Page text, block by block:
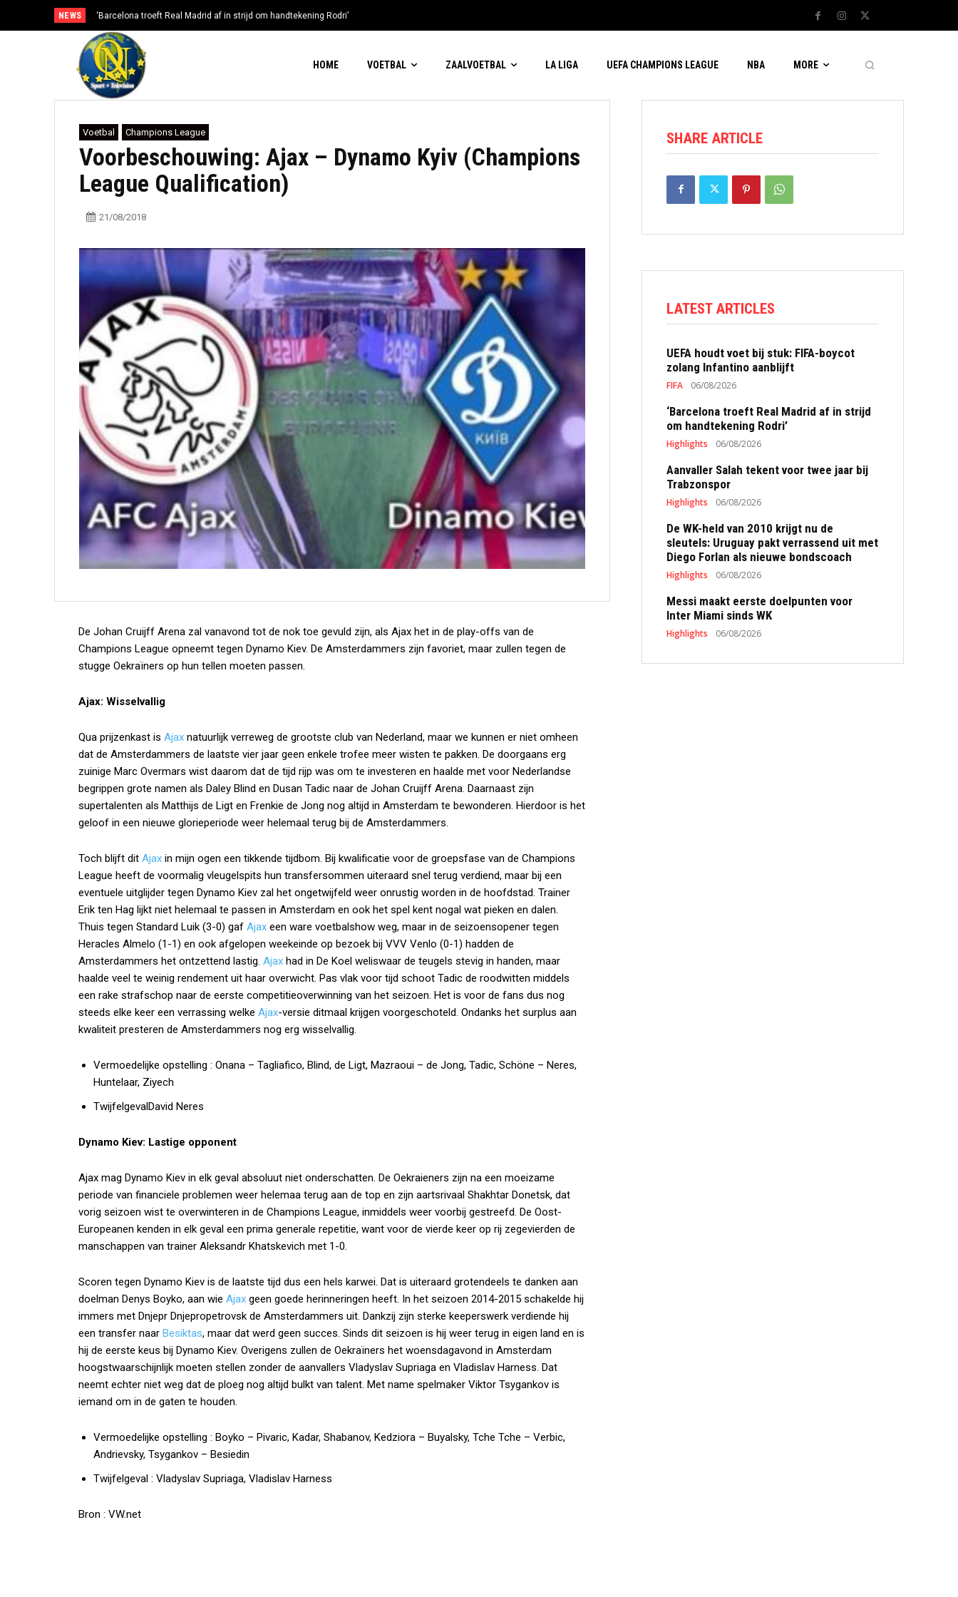
NEWS ‘Barcelona troeft Real Madrid af in strijd om handtekening Rodri’
HOME VOETBAL ZAALVOETBAL LA LIGA UEFA CHAMPIONS LEAGUE NBA MORE
Voetbal Champions League
Voorbeschouwing: Ajax – Dynamo Kyiv (Champions
League Qualification)
21/08/2018
De Johan Cruijff Arena zal vanavond tot de nok toe gevuld zijn, als Ajax het in de play-offs van de
Champions League opneemt tegen Dynamo Kiev. De Amsterdammers zijn favoriet, maar zullen tegen de
stugge Oekraïners op hun tellen moeten passen.
Ajax: Wisselvallig
Qua prijzenkast is Ajax natuurlijk verreweg de grootste club van Nederland, maar we kunnen er niet omheen
dat de Amsterdammers de laatste vier jaar geen enkele trofee meer wisten te pakken. De doorgaans erg
zuinige Marc Overmars wist daarom dat de tijd rijp was om te investeren en haalde met voor Nederlandse
begrippen grote namen als Daley Blind en Dusan Tadic naar de Johan Cruijff Arena. Daarnaast zijn
supertalenten als Matthijs de Ligt en Frenkie de Jong nog altijd in Amsterdam te bewonderen. Hierdoor is het
geloof in een nieuwe glorieperiode weer helemaal terug bij de Amsterdammers.
Toch blijft dit Ajax in mijn ogen een tikkende tijdbom. Bij kwalificatie voor de groepsfase van de Champions
League heeft de voormalig vleugelspits hun transfersommen uiteraard snel terug verdiend, maar bij een
eventuele uitglijder tegen Dynamo Kiev zal het ongetwijfeld weer onrustig worden in de hoofdstad. Trainer
Erik ten Hag lijkt niet helemaal te passen in Amsterdam en ook het spel kent nogal wat pieken en dalen.
Thuis tegen Standard Luik (3-0) gaf Ajax een ware voetbalshow weg, maar in de seizoensopener tegen
Heracles Almelo (1-1) en ook afgelopen weekeinde op bezoek bij VVV Venlo (0-1) hadden de
Amsterdammers het ontzettend lastig. Ajax had in De Koel weliswaar de teugels stevig in handen, maar
haalde veel te weinig rendement uit haar overwicht. Pas vlak voor tijd schoot Tadic de roodwitten middels
een rake strafschop naar de eerste competitieoverwinning van het seizoen. Het is voor de fans dus nog
steeds elke keer een verrassing welke Ajax-versie ditmaal krijgen voorgeschoteld. Ondanks het surplus aan
kwaliteit presteren de Amsterdammers nog erg wisselvallig.
Vermoedelijke opstelling : Onana – Tagliafico, Blind, de Ligt, Mazraoui – de Jong, Tadic, Schöne – Neres,
Huntelaar, Ziyech
TwijfelgevalDavid Neres
Dynamo Kiev: Lastige opponent
Ajax mag Dynamo Kiev in elk geval absoluut niet onderschatten. De Oekraieners zijn na een moeizame
periode van financiele problemen weer helemaa terug aan de top en zijn aartsrivaal Shakhtar Donetsk, dat
vorig seizoen wist te overwinteren in de Champions League, inmiddels weer voorbij gestreefd. De Oost-
Europeanen kenden in elk geval een prima generale repetitie, want voor de vierde keer op rij zegevierden de
manschappen van trainer Aleksandr Khatskevich met 1-0.
Scoren tegen Dynamo Kiev is de laatste tijd dus een hels karwei. Dat is uiteraard grotendeels te danken aan
doelman Denys Boyko, aan wie Ajax geen goede herinneringen heeft. In het seizoen 2014-2015 schakelde hij
immers met Dnjepr Dnjepropetrovsk de Amsterdammers uit. Dankzij zijn sterke keeperswerk verdiende hij
een transfer naar Besiktas, maar dat werd geen succes. Sinds dit seizoen is hij weer terug in eigen land en is
hij de eerste keus bij Dynamo Kiev. Overigens zullen de Oekraïners het woensdagavond in Amsterdam
hoogstwaarschijnlijk moeten stellen zonder de aanvallers Vladyslav Supriaga en Vladislav Harness. Dat
neemt echter niet weg dat de ploeg nog altijd bulkt van talent. Met name spelmaker Viktor Tsygankov is
iemand om in de gaten te houden.
Vermoedelijke opstelling : Boyko – Pivaric, Kadar, Shabanov, Kedziora – Buyalsky, Tche Tche – Verbic,
Andrievsky, Tsygankov – Besiedin
Twijfelgeval : Vladyslav Supriaga, Vladislav Harness
Bron : VW.net
SHARE ARTICLE
LATEST ARTICLES
UEFA houdt voet bij stuk: FIFA-boycot
zolang Infantino aanblijft
FIFA 06/08/2026
‘Barcelona troeft Real Madrid af in strijd
om handtekening Rodri’
Highlights 06/08/2026
Aanvaller Salah tekent voor twee jaar bij
Trabzonspor
Highlights 06/08/2026
De WK-held van 2010 krijgt nu de
sleutels: Uruguay pakt verrassend uit met
Diego Forlan als nieuwe bondscoach
Highlights 06/08/2026
Messi maakt eerste doelpunten voor
Inter Miami sinds WK
Highlights 06/08/2026